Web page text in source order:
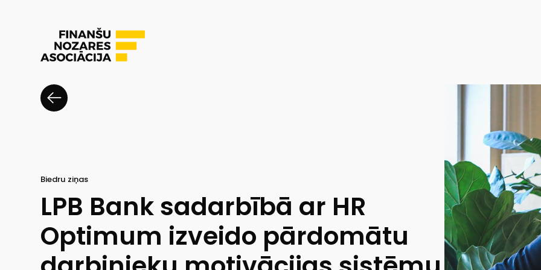
Biedru ziņas
LPB Bank sadarbībā ar HR
Optimum izveido pārdomātu